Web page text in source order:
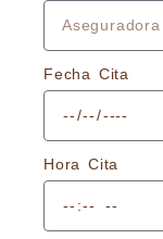
Fecha Cita
Hora Cita